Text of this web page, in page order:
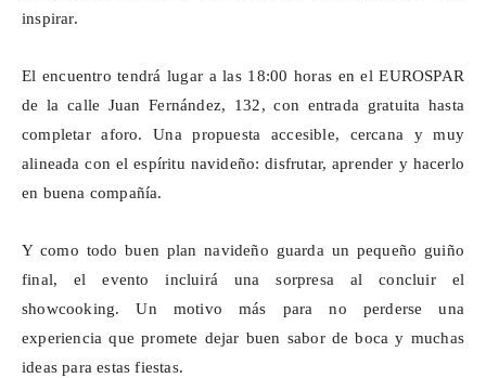
inspirar.
El encuentro tendrá lugar a las 18:00 horas en el EUROSPAR
de la calle Juan Fernández, 132, con entrada gratuita hasta
completar aforo. Una propuesta accesible, cercana y muy
alineada con el espíritu navideño: disfrutar, aprender y hacerlo
en buena compañía.
Y como todo buen plan navideño guarda un pequeño guiño
final, el evento incluirá una sorpresa al concluir el
showcooking. Un motivo más para no perderse una
experiencia que promete dejar buen sabor de boca y muchas
ideas para estas fiestas.